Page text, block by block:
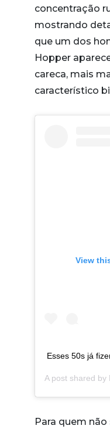
concentração
mostrando
que um dos
Hopper
careca, mais
característico
View
Esses 50s já
A post shared by
Para quem